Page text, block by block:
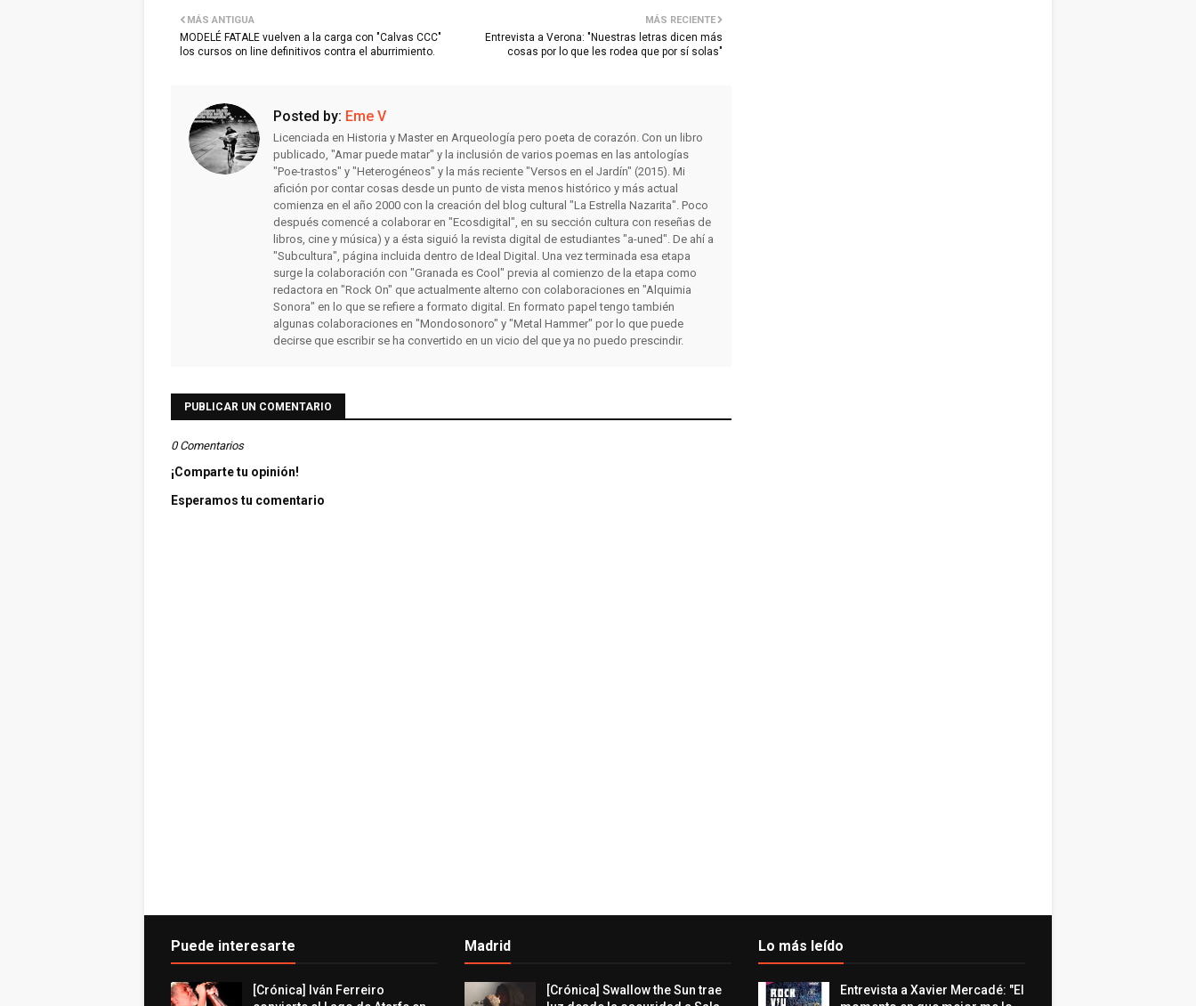
MÁS RECIENTE
Entrevista a Verona: "Nuestras letras dicen más
cosas por lo que les rodea que por sí solas"
MÁS ANTIGUA
MODELÉ FATALE vuelven a la carga con "Calvas CCC"
los cursos on line definitivos contra el aburrimiento.
Posted by: Eme V
Licenciada en Historia y Master en Arqueología pero poeta de corazón. Con un libro
publicado, "Amar puede matar" y la inclusión de varios poemas en las antologías
"Poe-trastos" y "Heterogéneos" y la más reciente "Versos en el Jardín" (2015). Mi
afición por contar cosas desde un punto de vista menos histórico y más actual
comienza en el año 2000 con la creación del blog cultural "La Estrella Nazarita". Poco
después comencé a colaborar en "Ecosdigital", en su sección cultura con reseñas de
libros, cine y música) y a ésta siguió la revista digital de estudiantes "a-uned". De ahí a
"Subcultura", página incluida dentro de Ideal Digital. Una vez terminada esa etapa
surge la colaboración con "Granada es Cool" previa al comienzo de la etapa como
redactora en "Rock On" que actualmente alterno con colaboraciones en "Alquimia
Sonora" en lo que se refiere a formato digital. En formato papel tengo también
algunas colaboraciones en "Mondosonoro" y "Metal Hammer" por lo que puede
decirse que escribir se ha convertido en un vicio del que ya no puedo prescindir.
PUBLICAR UN COMENTARIO
0 Comentarios
¡Comparte tu opinión!
Esperamos tu comentario
Puede interesarte
[Crónica] Iván Ferreiro
Madrid
[Crónica] Swallow the Sun trae
Lo más leído
Entrevista a Xavier Mercadé: "El